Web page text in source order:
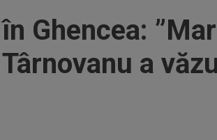
Ghencea:
a